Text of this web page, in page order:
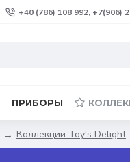
+40 (786) 108 992, +7(906)
ПРИБОРЫ
Коллекции Toy‘s Delight